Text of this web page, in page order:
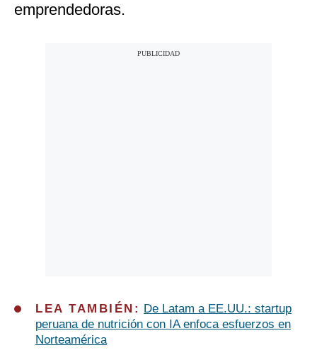
emprendedoras.
LEA TAMBIÉN:
De Latam a EE.UU.: startup
peruana de nutrición con IA enfoca esfuerzos en
Norteamérica